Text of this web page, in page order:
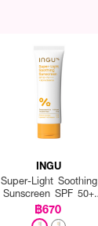
INGU
Super-Light Soothing
Sunscreen SPF 50+
PA++++ + Biome
Balance
฿670